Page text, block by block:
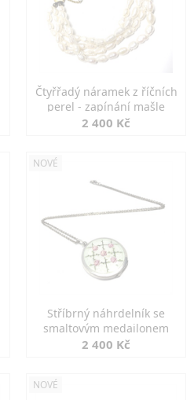
Čtyřřadý náramek z říčních
perel - zapínání mašle
2 400 Kč
NOVÉ
Stříbrný náhrdelník se
smaltovým medailonem
2 400 Kč
NOVÉ